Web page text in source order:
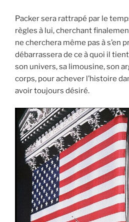
Packer sera rattrapé par le
règles à lui, cherchant
ne cherchera même pas à s’en
débarrassera de ce à quoi il
son univers, sa limousine, son
corps, pour achever l’histoire
avoir toujours désiré.